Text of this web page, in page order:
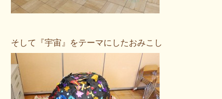
そして『宇宙』をテーマにしたおみこし